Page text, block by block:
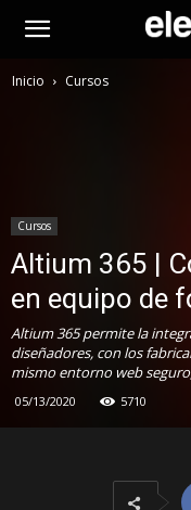
Inicio Cursos
Cursos
Altium 365 |
en equipo de
Altium 365 permite la
diseñadores, con los
mismo entorno web
05/13/2020 5710